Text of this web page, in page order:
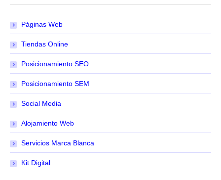
Páginas Web
Tiendas Online
Posicionamiento SEO
Posicionamiento SEM
Social Media
Alojamiento Web
Servicios Marca Blanca
Kit Digital